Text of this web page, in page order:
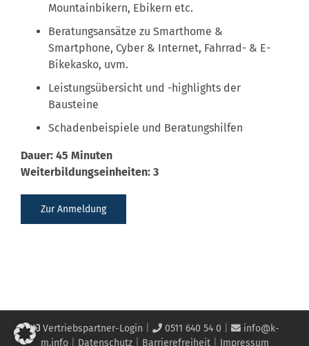
Mountainbikern, Ebikern etc.
Beratungsansätze zu Smarthome &
Smartphone, Cyber & Internet, Fahrrad- & E-
Bikekasko, uvm.
Leistungsübersicht und -highlights der
Bausteine
Schadenbeispiele und Beratungshilfen
Dauer: 45 Minuten
Weiterbildungseinheiten: 3
Zur Anmeldung
Vertriebspartner-Login 0511 640 54 0
info@k-
m.info| Datenschutz| Barrierefreiheit| Impressum